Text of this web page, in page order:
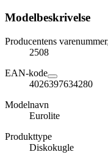
Modelbeskrivelse
Producentens varenummer
2508
EAN-kode
4026397634280
Modelnavn
Eurolite
Produkttype
Diskokugle